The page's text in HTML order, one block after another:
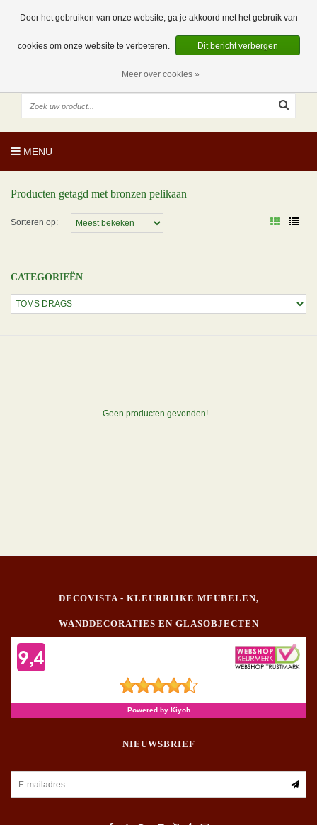
0 Artikelen
NL
EUR
MENU
Producten getagd met bronzen pelikaan
Sorteren op:
CATEGORIEËN
Geen producten gevonden!...
DECOVISTA - KLEURRIJKE MEUBELEN,
WANDDECORATIES EN GLASOBJECTEN
NIEUWSBRIEF
Door het gebruiken van onze website, ga je akkoord met het gebruik van
cookies om onze website te verbeteren. Dit bericht verbergen
Meer over cookies »